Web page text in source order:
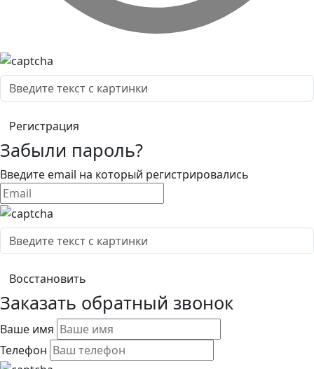
Забыли пароль?
Введите email на который регистрировались
Заказать обратный звонок
Ваше имя
Телефон